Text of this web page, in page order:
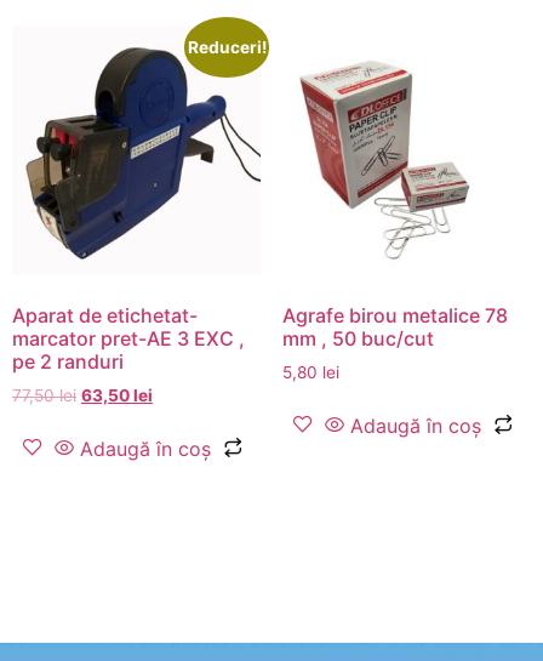
Reduceri!
Aparat de etichetat-
marcator pret-AE 3 EXC ,
pe 2 randuri
77,50lei 63,50lei
Adaugă în coș
Agrafe birou metalice 78
mm , 50 buc/cut
5,80 lei
Adaugă în coș